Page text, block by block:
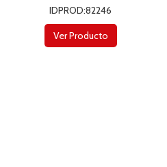
IDPROD:82246
Ver Producto